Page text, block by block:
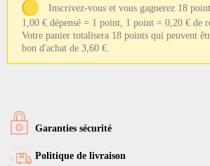
Inscrivez-vous et vous gagnerez 18
1,00 € dépensé = 1 point, 1 point = 0,20 € de
Votre panier totalisera 18 points qui peuvent
bon d'achat de 3,60 €.
Garanties sécurité
Politique de livraison